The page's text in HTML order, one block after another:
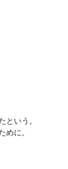
という。
めに。